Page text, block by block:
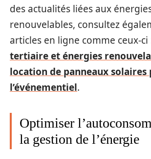
des actualités liées aux
renouvelables, consultez
articles en ligne comme ceux-ci
tertiaire et énergies
location de panneaux solaires
l’événementiel.
Optimiser
la gestion de l’énergie